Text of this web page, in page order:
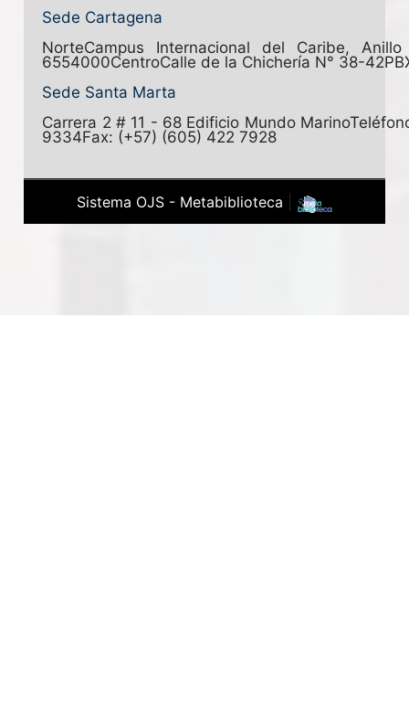
Sede Cartagena
NorteCampus Internacional del Caribe,
6554000CentroCalle de la Chichería N° 38-42
Sede Santa Marta
Carrera 2 # 11 - 68 Edificio Mundo Marino
9334Fax: (+57) (605) 422 7928
Sistema OJS - Metabiblioteca